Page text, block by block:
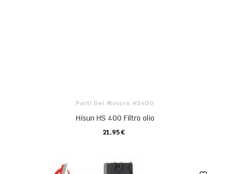
Parti Del Motore HS400
Hisun HS 400 Filtro olio
21,95 €
CARRELLO